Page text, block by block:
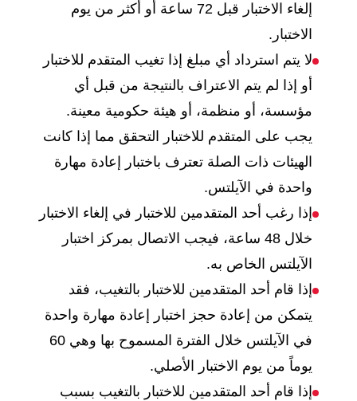
إلغاء الاختبار قبل 72 ساعة أو أكثر من يوم
الاختبار.
لا يتم استرداد أي مبلغ إذا تغيب المتقدم للاختبار
أو إذا لم يتم الاعتراف بالنتيجة من قبل أي
مؤسسة، أو منظمة، أو هيئة حكومية معينة.
يجب على المتقدم للاختبار التحقق مما إذا كانت
الهيئات ذات الصلة تعترف باختبار إعادة مهارة
واحدة في الآيلتس.
إذا رغب أحد المتقدمين للاختبار في إلغاء الاختبار
خلال 48 ساعة، فيجب الاتصال بمركز اختبار
الآيلتس الخاص به.
إذا قام أحد المتقدمين للاختبار بالتغيب، فقد
يتمكن من إعادة حجز اختبار إعادة مهارة واحدة
في الآيلتس خلال الفترة المسموح بها وهي 60
يوماً من يوم الاختبار الأصلي.
إذا قام أحد المتقدمين للاختبار بالتغيب بسبب